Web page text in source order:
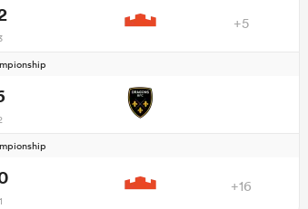
+5
+16